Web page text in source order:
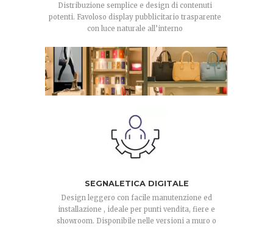
Distribuzione semplice e design di contenuti
potenti. Favoloso display pubblicitario trasparente
con luce naturale all’interno
SEGNALETICA DIGITALE
Design leggero con facile manutenzione ed
installazione , ideale per punti vendita, fiere e
showroom. Disponibile nelle versioni a muro o